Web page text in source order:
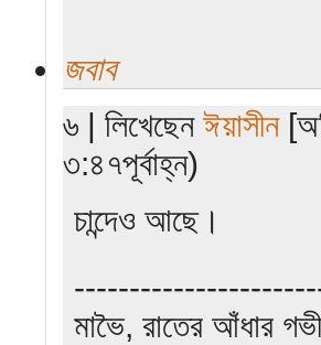
জবাব
৬ | লিখেছেন ঈয়াসীন
৩:৪৭পূর্বাহ্ন)
চান্দেও আছে।
মাভৈ, রাতের আঁধার